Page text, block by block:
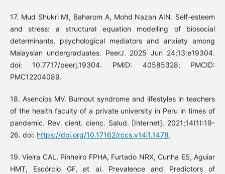
17. Mud Shukri MI, Baharom A, Mohd Nazan AIN. Self-esteem
and stress: a structural equation modelling of biosocial
determinants, psychological mediators and anxiety among
Malaysian undergraduates. PeerJ. 2025 Jun 24;13:e19304.
doi: 10.7717/peerj.19304. PMID: 40585328; PMCID:
PMC12204089.
18. Asencios MV. Burnout syndrome and lifestyles in teachers
of the health faculty of a private university in Peru in times of
pandemic. Rev. cient. cienc. Salud. [Internet]. 2021;14(1):19-
26. doi: https://doi.org/10.17162/rccs.v14i1.1478.
19. Vieira CAL, Pinheiro FPHA, Furtado NRX, Cunha ES, Aguiar
HMT, Escórcio GF, et al. Prevalence and Predictors of